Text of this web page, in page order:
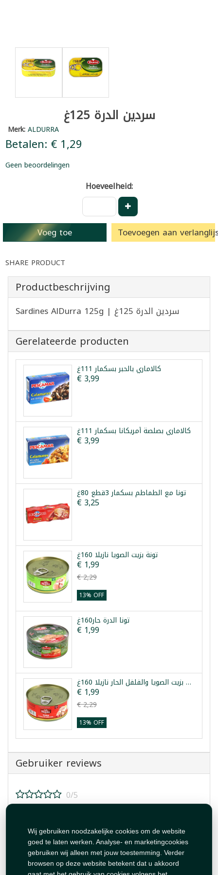
Wij gebruiken noodzakelijke cookies om de website
goed te laten werken. Analyse- en marketingcookies
gebruiken wij alleen met jouw toestemming. Verder
browsen op deze website betekent dat u akkoord
سردين الدرة 125غ
Merk:ALDURRA
Betalen: € 1,29
Geen beoordelingen
Hoeveelheid:
Voeg toe Toevoegen aan
SHARE PRODUCT
Productbeschrijving
Sardines AlDurra 125g | سردين الدرة 125غ
Gerelateerde producten
كالاماري بالحبر بسكمار 111غ
€ 3,99
كالاماري بصلصة أمريكانا بسكمار 111غ
€ 3,99
تونا مع الطماطم بسكمار 3قطع 80غ
€ 3,25
تونة بزيت الصويا نازيلا 160غ
€ 1,99
€ 2,29
13% OFF
تونا الدرة حار160غ
€ 1,99
تونة بزيت الصويا والفلفل الحار نازيلا 160غ
€ 1,99
€ 2,29
13% OFF
Gebruiker reviews
0/5